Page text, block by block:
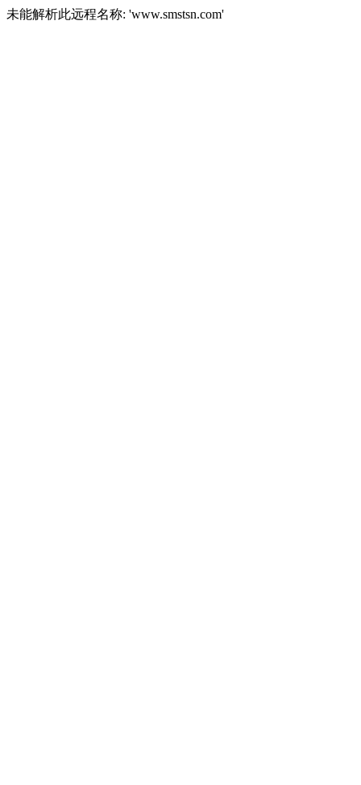
未能解析此远程名称: 'www.smstsn.com'